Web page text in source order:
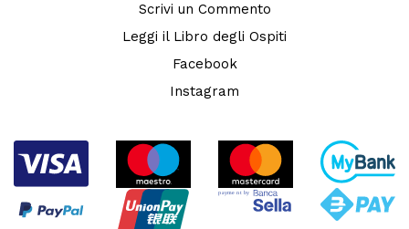
Scrivi un Commento
Leggi il Libro degli Ospiti
Facebook
Instagram